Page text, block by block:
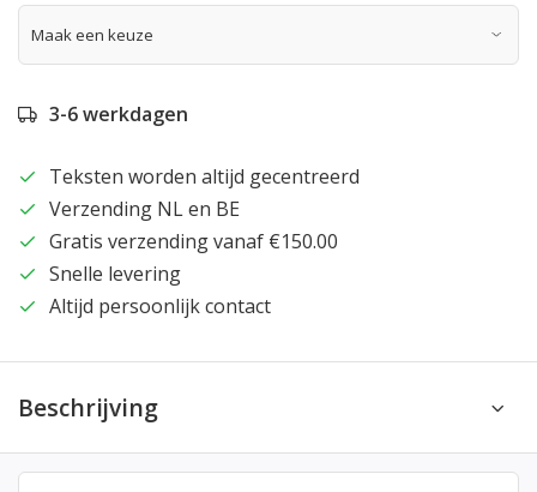
3-6 werkdagen
Teksten worden altijd gecentreerd
Verzending NL en BE
Gratis verzending vanaf €150.00
Snelle levering
Altijd persoonlijk contact
Beschrijving